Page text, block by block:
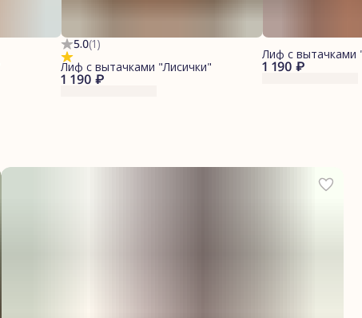
5.0(1)
1 190 ₽
Лиф с вытачками "Лисички" 1 190 ₽
Лиф с вытачками